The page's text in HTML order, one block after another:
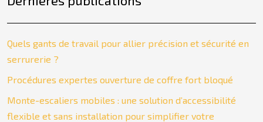
Quels gants de travail pour allier précision et sécurité en
serrurerie ?
Procédures expertes ouverture de coffre fort bloqué
Monte-escaliers mobiles : une solution d’accessibilité
flexible et sans installation pour simplifier votre